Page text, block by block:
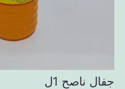
جفال ناصح 1ل